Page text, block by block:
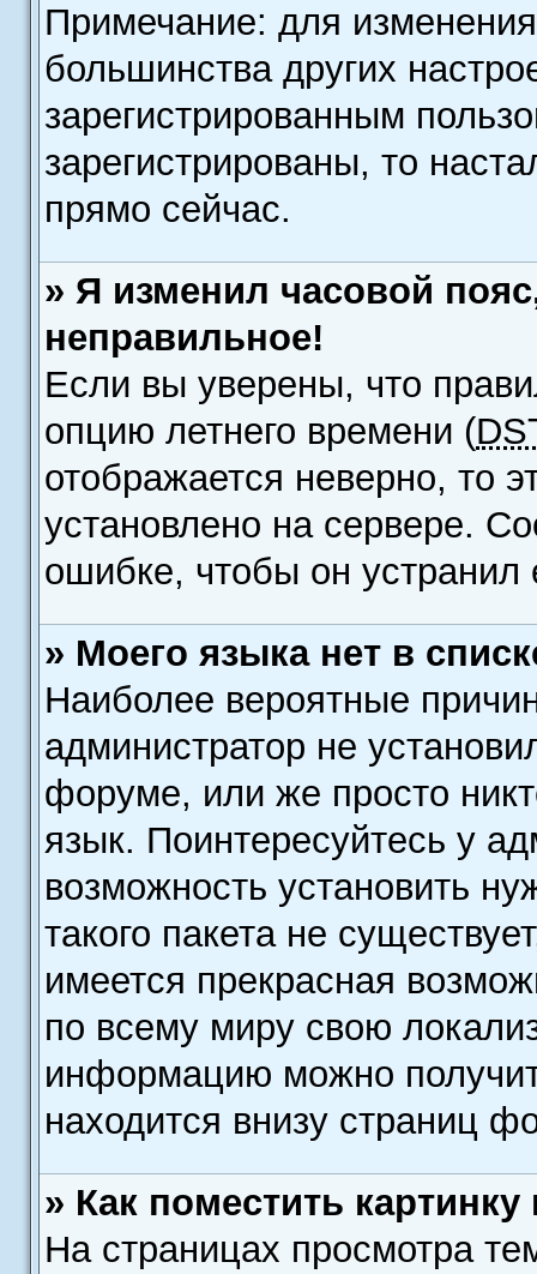
Примечание: для
большинства других
зарегистрированным
зарегистрированы, то
прямо сейчас.
» Я изменил часовой
неправильное!
Если вы уверены, что
опцию летнего времени (
отображается неверно, то
установлено на сервере.
ошибке, чтобы он устранил
» Моего языка нет в
Наиболее вероятные
администратор не
форуме, или же просто
язык. Поинтересуйтесь у
возможность установить
такого пакета не
имеется прекрасная
по всему миру свою
информацию можно
находится внизу страниц
» Как поместить
На страницах просмотра